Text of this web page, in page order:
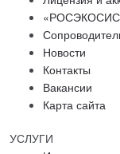
Новости
Контакты
Вакансии
Карта сайта
УСЛУГИ